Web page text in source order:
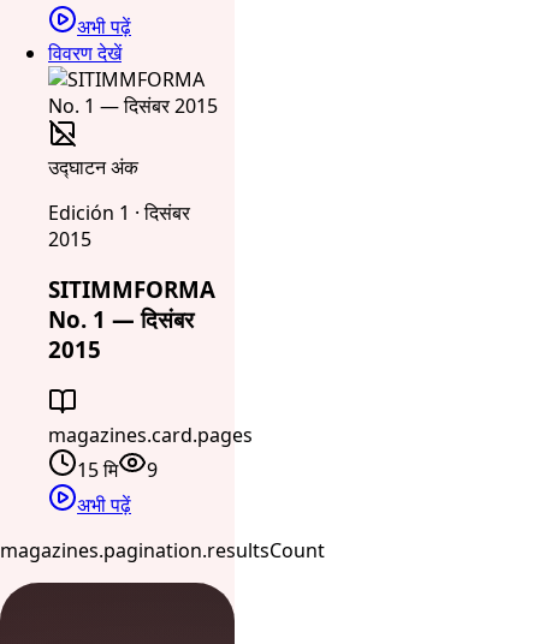
अभी पढ़ें
विवरण देखें
उद्घाटन अंक
Edición 1 · दिसंबर
2015
SITIMMFORMA
No. 1 — दिसंबर
2015
magazines.card.pages
15 मि
9
अभी पढ़ें
magazines.pagination.resultsCount